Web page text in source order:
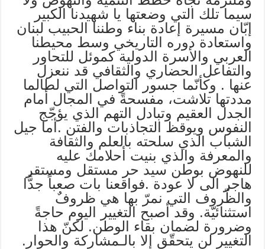
سيما تلك التي وضعتها يا شهيدنا الكبير
إبّان مسيرة إعادة بناء وطننا الحبيب لبنان
واستعادة دوره التاريخي وسط محيطنا
العربي والأسرة الدولية كموئل للتحاور
والتفاعل الحضاري والثقافي قد ننعزل
عنها . وكأنّما جسور التواصل التي لطالما
مددتها تلاشت، مفسحةً في المجال أمام
الجدل العقيم وتبادل التهم الذي يؤجّج
النفوس ويوقظ التجاذبات والفتن .أما جيل
الشباب الذي سلحته بالعلم والثقافة
والمعرفة والذي بنيت أحلامك عليه
للنهوض بوطن سيد حر مستقل ومستقر
هاجر الى لا عودة .فواقعنا بات صعباً جدًّا
والظّروف التي نمرّ بها هي ظروفٌ
استثنائيّة. وقد أصبح التغيير اليوم حاجةً
وضرورة لضمان بقاء الوطن. لكنّ هذا
التغيير لن يتحقّق إلا بالـمشاركة والحوار.